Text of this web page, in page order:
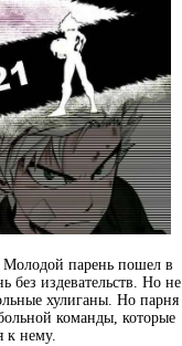
парень пошел в
без издевательств. Но не
хулиганы. Но парня
команды, которые
к нему.